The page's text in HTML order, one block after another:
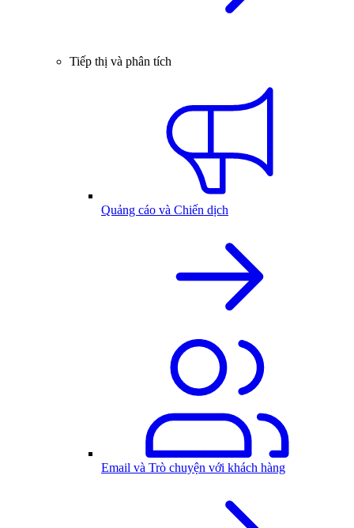
Tiếp thị và phân tích
Quảng cáo và Chiến dịch
Email và Trò chuyện với khách hàng